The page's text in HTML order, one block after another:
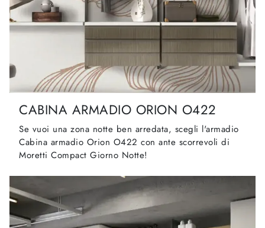
CABINA ARMADIO ORION O422
Se vuoi una zona notte ben arredata, scegli l'armadio
Cabina armadio Orion O422 con ante scorrevoli di
Moretti Compact Giorno Notte!